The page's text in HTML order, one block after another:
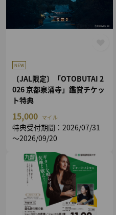
〔JAL限定〕「OTOBUTAI 2
026 京都泉涌寺」鑑賞チケッ
ト特典
15,000 マイル
特典受付期間：2026/07/31
～2026/09/20